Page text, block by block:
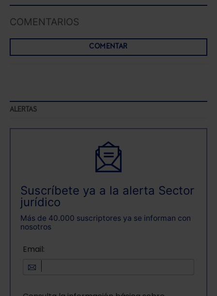
COMENTARIOS
COMENTAR
ALERTAS
Suscríbete ya a la alerta Sector
jurídico
Más de 40.000 suscriptores ya se informan con
nosotros
Email: